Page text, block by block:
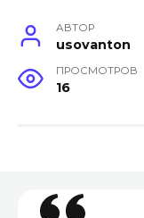
АВТОР
usovanton
ПРОСМОТРОВ
16